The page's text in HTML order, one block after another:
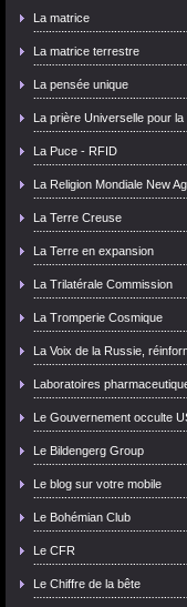
La matrice
La matrice terrestre
La pensée unique
La prière Universelle pour la
La Puce - RFID
La Religion Mondiale New
La Terre Creuse
La Terre en expansion
La Trilatérale Commission
La Tromperie Cosmique
La Voix de la Russie,
Laboratoires
Le Gouvernement occulte
Le Bildengerg Group
Le blog sur votre mobile
Le Bohémian Club
Le CFR
Le Chiffre de la bête